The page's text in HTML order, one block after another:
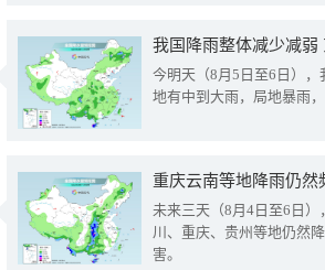
我国降雨整体减少减弱
今明天（8月5日至6日）
地有中到大雨，局地暴雨
重庆云南等地降雨仍然
未来三天（8月4日至6日
川、重庆、贵州等地仍然
害。